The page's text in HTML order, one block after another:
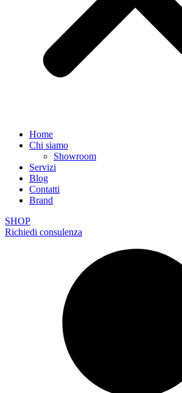
Home
Chi siamo
Showroom
Servizi
Blog
Contatti
Brand
SHOP
Richiedi consulenza